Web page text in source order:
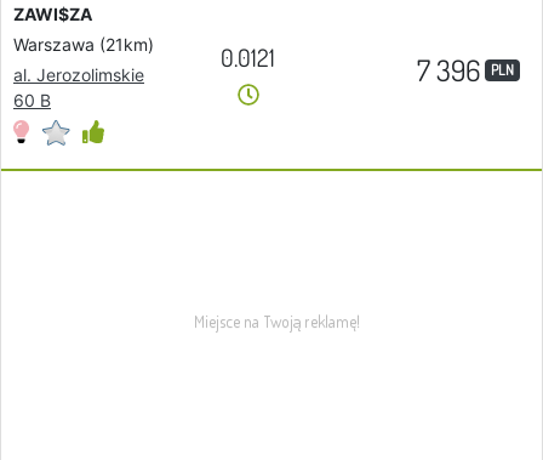
ZAWI$ZA
Warszawa (21km)
al. Jerozolimskie
60 B
0.0121 7 396 PLN